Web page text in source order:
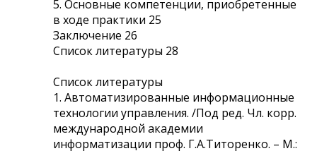
5. Основные компетенции, приобретенные
в ходе практики 25
Заключение 26
Список литературы 28
Список литературы
1. Автоматизированные информационные
технологии управления. /Под ред. Чл. корр.
международной академии
информатизации проф. Г.А.Титоренко. – М.: